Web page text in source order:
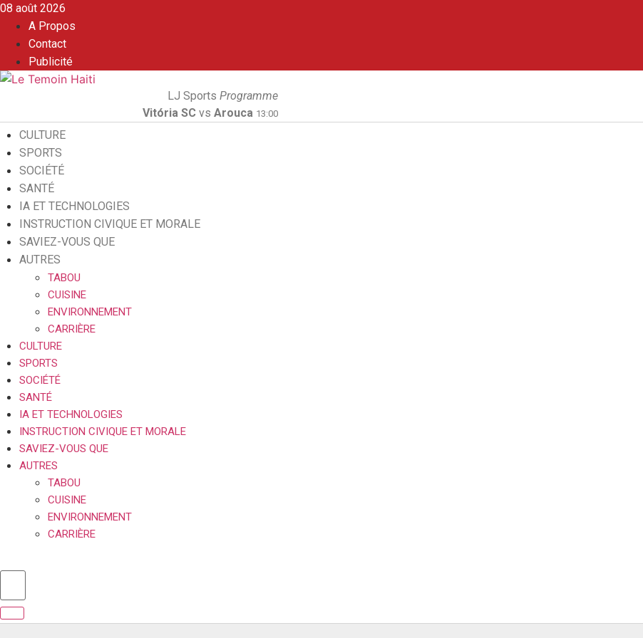
08 août 2026
A Propos
Contact
Publicité
LJ Sports Programme
Vitória SC vs Arouca 13:00
CULTURE
SPORTS
SOCIÉTÉ
SANTÉ
IA ET TECHNOLOGIES
INSTRUCTION CIVIQUE ET MORALE
SAVIEZ-VOUS QUE
AUTRES
TABOU
CUISINE
ENVIRONNEMENT
CARRIÈRE
CULTURE
SPORTS
SOCIÉTÉ
SANTÉ
IA ET TECHNOLOGIES
INSTRUCTION CIVIQUE ET MORALE
SAVIEZ-VOUS QUE
AUTRES
TABOU
CUISINE
ENVIRONNEMENT
CARRIÈRE